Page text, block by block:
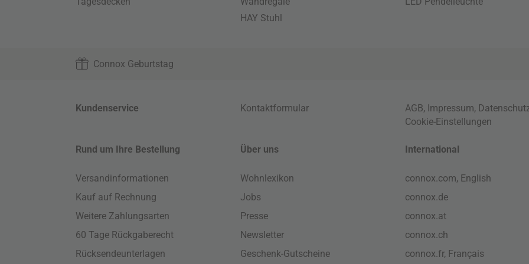
HAY Stuhl
Connox Geburtstag
Kundenservice Kontaktformular AGB, Impressum,
Cookie-Einstellungen
Rund um Ihre Bestellung
Versandinformationen
Kauf auf Rechnung
Weitere Zahlungsarten
60 Tage Rückgaberecht
Rücksendeunterlagen
Über uns
Wohnlexikon
Jobs
Presse
Newsletter
Geschenk-Gutscheine
International
connox.com, English
connox.de
connox.at
connox.ch
connox.fr, Français